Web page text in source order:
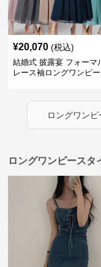
¥20,070 (税込)
結婚式 披露宴 フォーマ
レース袖ロングワンピー
ロングワンピ
ロングワンピースタ